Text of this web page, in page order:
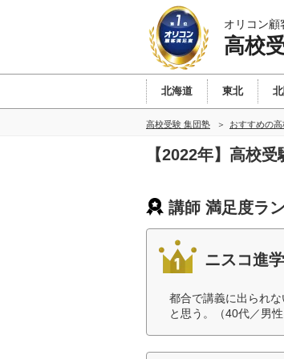
オリコン顧
高校
北海道 東北
高校受験 集団塾 おすすめの
【2022年】高校
講師 満足度ラ
ニスコ進
都合で講義に出られ
と思う。（40代／男性